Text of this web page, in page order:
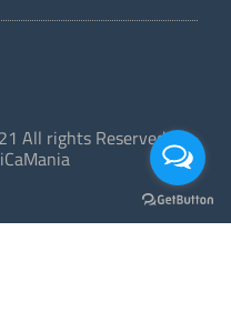
All rights Reserved.